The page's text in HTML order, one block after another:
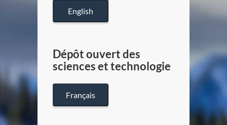
English
Dépôt ouvert des
sciences et technologie
Français